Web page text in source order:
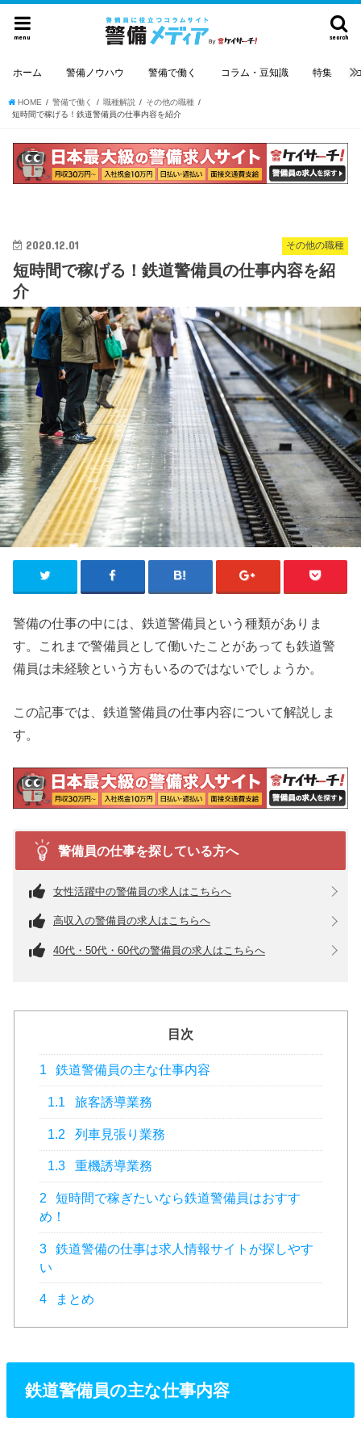
search
menu
ホーム 警備ノウハウ 警備で働く コラム・豆知識 特集
HOME 警備で働く 職種解説
その他の職種
短時間で稼げる！鉄道警備員の仕事内容を紹介
その他の職種
2020.12.01
短時間で稼げる！鉄道警備員の仕事内容を紹
介
警備の仕事の中には、鉄道警備員という種類がありま
す。これまで警備員として働いたことがあっても鉄道警
備員は未経験という方もいるのではないでしょうか。
この記事では、鉄道警備員の仕事内容について解説しま
す。
警備員の仕事を探している方へ
女性活躍中の警備員の求人はこちらへ
高収入の警備員の求人はこちらへ
40代・50代・60代の警備員の求人はこちらへ
目次
1 鉄道警備員の主な仕事内容
1.1 旅客誘導業務
1.2 列車見張り業務
1.3 重機誘導業務
2
短時間で稼ぎたいなら鉄道警備員はおすす
め！
3
鉄道警備の仕事は求人情報サイトが探しやす
い
4 まとめ
鉄道警備員の主な仕事内容